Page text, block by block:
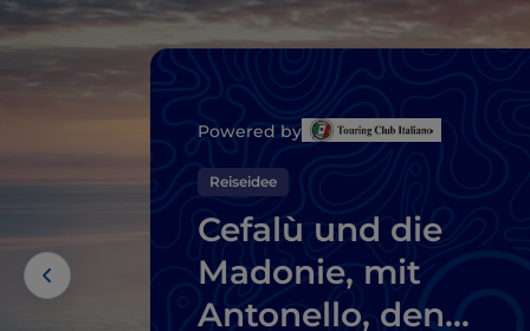
Powered by
Reiseidee
Cefalù und die
Madonie, mit
Antonello, den